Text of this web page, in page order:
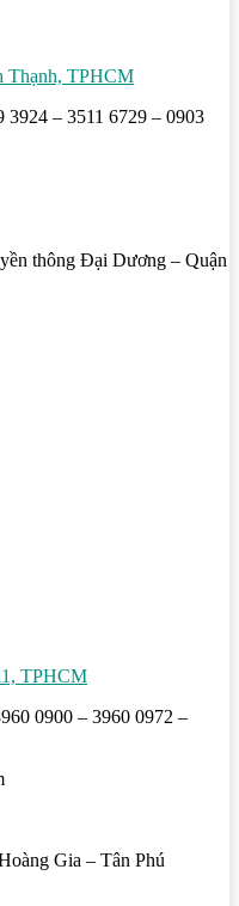
Thạnh, TPHCM
3924 – 3511 6729 – 0903
thông Đại Dương – Quận
TPHCM
0900 – 3960 0972 –
Gia – Tân Phú